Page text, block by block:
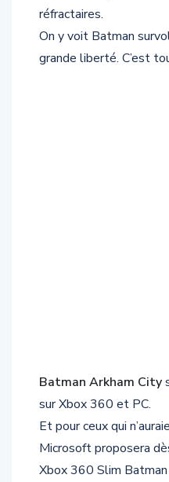
réfractaires.
On y voit Batman
grande liberté. C’est
Batman Arkham City
sur Xbox 360 et PC.
Et pour ceux qui
Microsoft proposera
Xbox 360 Slim